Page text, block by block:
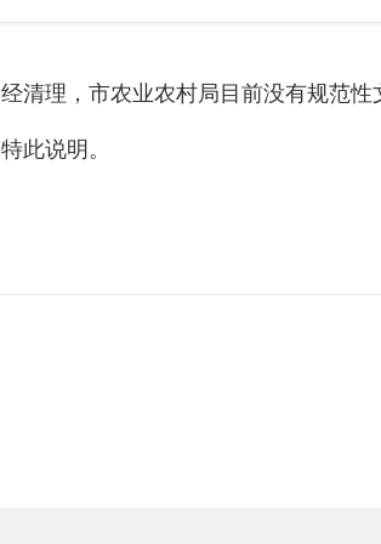
经清理，市农业农村局目前没有规范性
特此说明。